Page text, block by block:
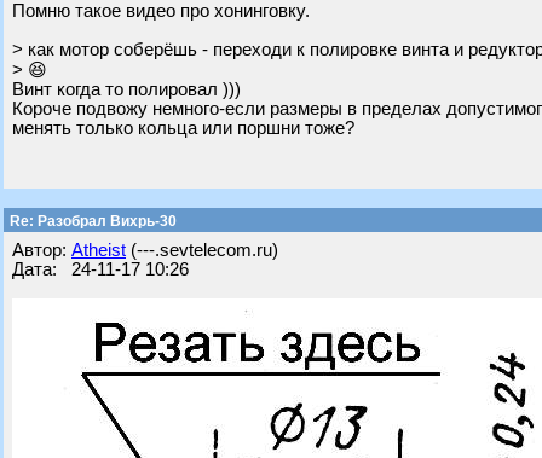
Помню такое видео про хонинговку.
> как мотор соберёшь - переходи к полировке винта и
> 😆
Винт когда то полировал )))
Короче подвожу немного-если размеры в пределах
менять только кольца или поршни тоже?
Re: Разобрал Вихрь-30
Автор: Atheist (---.sevtelecom.ru)
Дата: 24-11-17 10:26